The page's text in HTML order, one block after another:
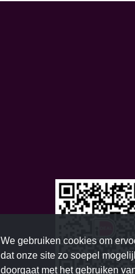
We gebruiken cookies om
dat onze site zo soepel
doorgaat met het gebruiken